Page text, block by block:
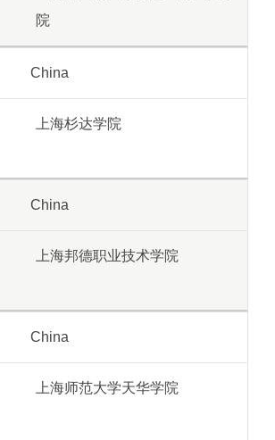
院
China
上海杉达学院
China
上海邦德职业技术学院
China
上海师范大学天华学院